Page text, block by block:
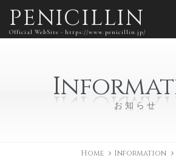
PENICILLIN
Official WebSite - https://www.penicillin.jp/
お知らせ
Home Information